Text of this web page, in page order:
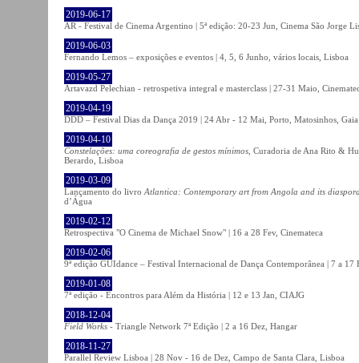
2019-06-17
AR - Festival de Cinema Argentino | 5ª edição: 20-23 Jun, Cinema São Jorge
2019-06-03
Fernando Lemos – exposições e eventos | 4, 5, 6 Junho, vários locais, Lisboa
2019-05-27
Artavazd Pelechian - retrospetiva integral e masterclass | 27-31 Maio,
2019-04-19
DDD – Festival Dias da Dança 2019 | 24 Abr - 12 Mai, Porto, Matosinhos, Gaia
2019-04-10
Constelações: uma coreografia de gestos mínimos , Curadoria de Ana Rito &
Berardo, Lisboa
2019-03-09
Lançamento do livro Atlantica: Contemporary art from Angola and its
d’Água
2019-02-12
Retrospectiva "O Cinema de Michael Snow" | 16 a 28 Fev, Cinemateca
2019-02-06
9ª edição GUIdance – Festival Internacional de Dança Contemporânea | 7 a 17
2019-01-08
7ª edição - Encontros para Além da História | 12 e 13 Jan, CIAJG
2018-12-04
Field Works - Triangle Network 7ª Edição | 2 a 16 Dez, Hangar
2018-11-27
Parallel Review Lisboa | 28 Nov - 16 de Dez, Campo de Santa Clara, Lisboa